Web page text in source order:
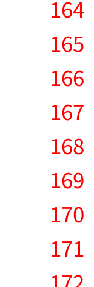
164
165
166
167
168
169
170
171